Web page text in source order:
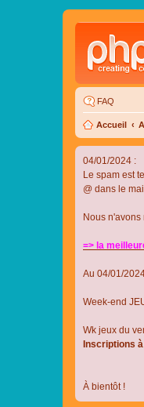
FAQ
Accueil
04/01/2024 :
Le spam est
@ dans le
Nous n'avons
=> la
Au 04/01/
Week-end
Wk jeux du
Inscriptions
À bientôt !